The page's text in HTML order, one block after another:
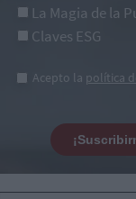
La Magia de la
Claves ESG
Acepto la política